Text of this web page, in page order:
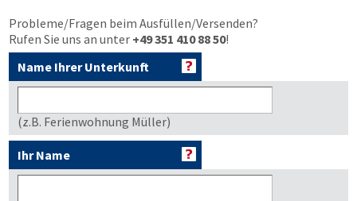
Probleme/Fragen beim Ausfüllen/Versenden?
Rufen Sie uns an unter +49 351 410 88 50!
Name Ihrer Unterkunft
(z.B. Ferienwohnung Müller)
Ihr Name